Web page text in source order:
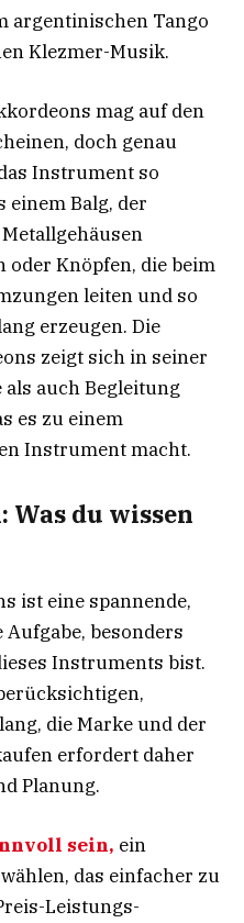
argentinischen Tango
Klezmer-Musik.
mag auf den
doch genau
Instrument so
einem Balg, der
oder Knöpfen, die beim
leiten und so
erzeugen. Die
zeigt sich in seiner
auch Begleitung
es zu einem
Instrument macht.
du wissen
ist eine spannende,
besonders
Instruments bist.
die Marke und der
erfordert daher
Planung.
sein, ein
das einfacher zu
Leistungs-